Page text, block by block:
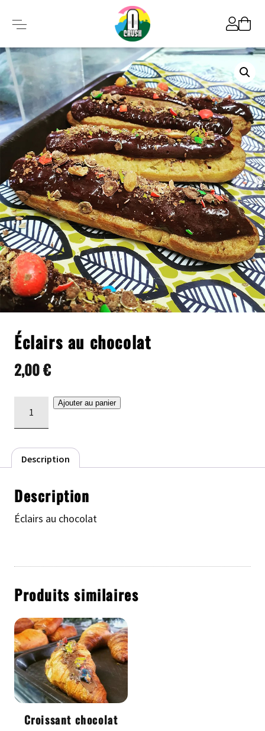
Éclairs au chocolat
2,00€
au
Ajouter au panier
Description
Description
Éclairs au chocolat
Produits similaires
Croissant chocolat